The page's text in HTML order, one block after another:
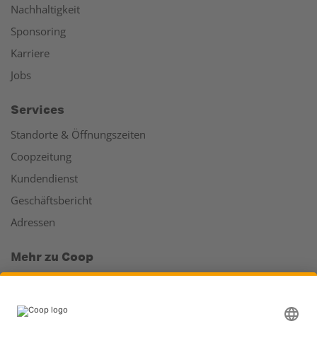
Nachhaltigkeit
Sponsoring
Karriere
Jobs
Services
Standorte & Öffnungszeiten
Coopzeitung
Kundendienst
Geschäftsbericht
Adressen
Mehr zu Coop
Läden & Services